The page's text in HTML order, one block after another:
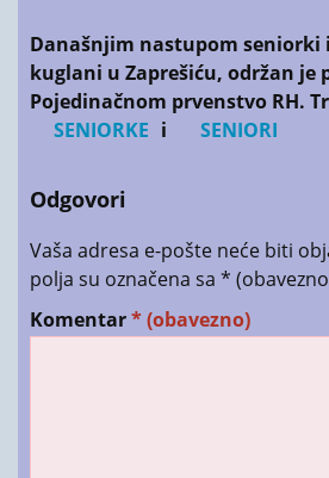
Današnjim nastupom seniorki
kuglani u Zaprešiću, održan je
Pojedinačnom prvenstvo RH.
SENIORKE i SENIORI
Odgovori
Vaša adresa e-pošte neće biti
polja su označena sa *
Komentar* (obavezno)